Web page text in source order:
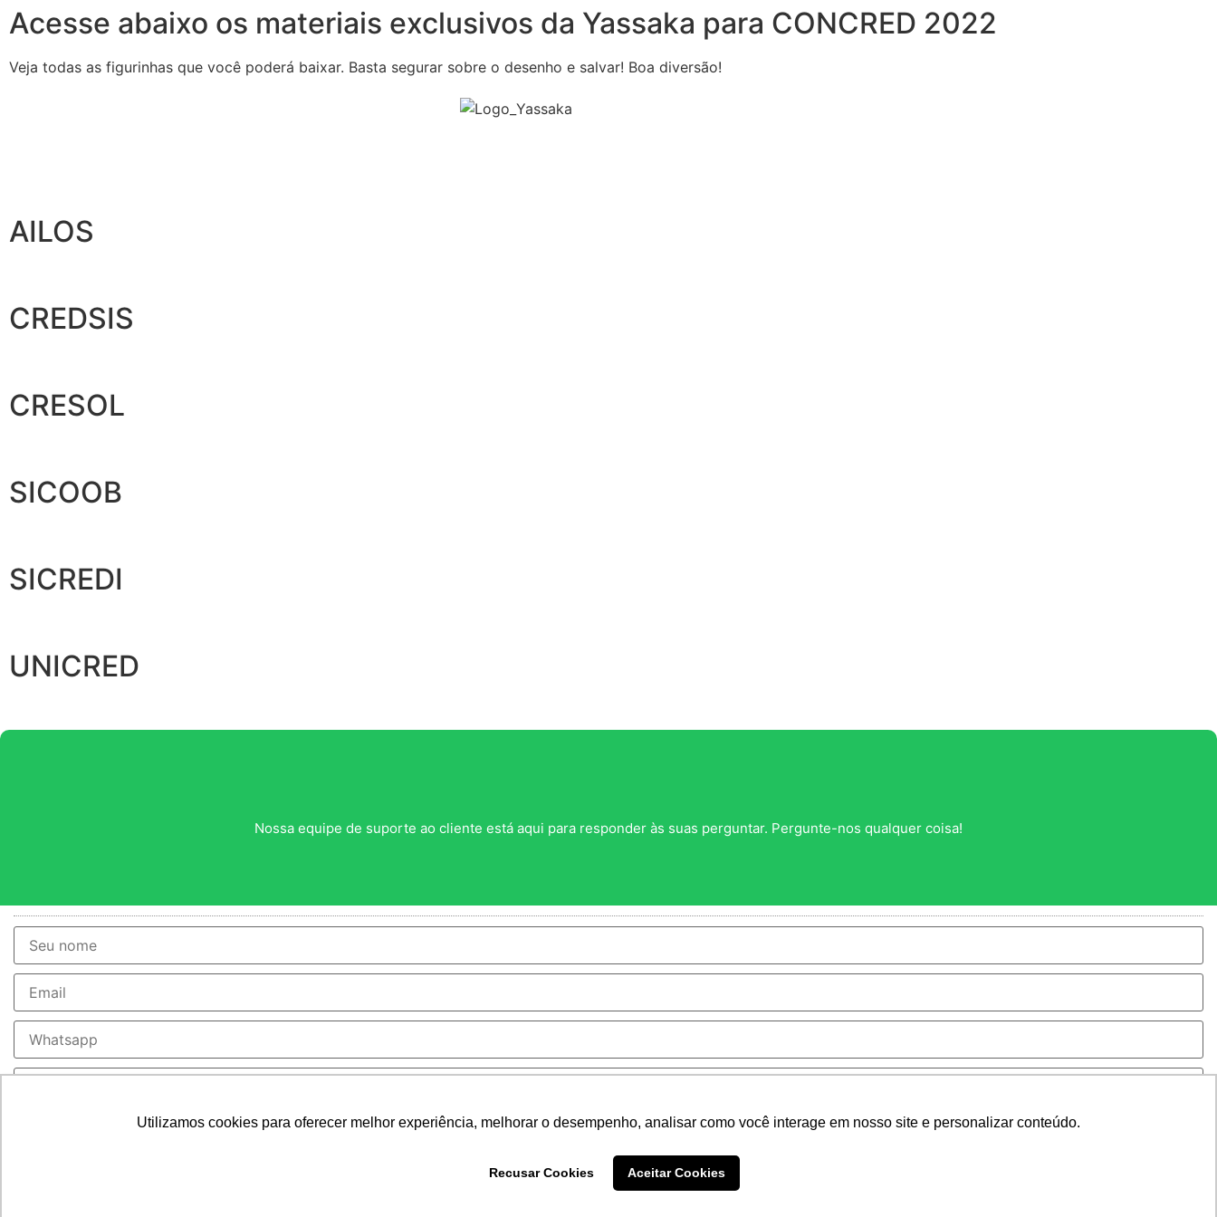
Utilizamos cookies para oferecer melhor experiência, melhorar o desempenho, analisar como você interage em nosso site e personalizar conteúdo.
Recusar Cookies Aceitar Cookies
Acesse abaixo os materiais exclusivos da Yassaka para CONCRED 2022
Veja todas as figurinhas que você poderá baixar. Basta segurar sobre o desenho e salvar! Boa diversão!
AILOS
CREDSIS
CRESOL
SICOOB
SICREDI
UNICRED
Nossa equipe de suporte ao cliente está aqui para responder às suas perguntar. Pergunte-nos qualquer coisa!